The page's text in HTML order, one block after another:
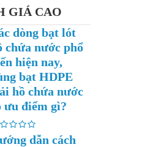
GIÁ CAO
dòng bạt lót
chứa nước phổ
hiện nay,
bạt HDPE
hồ chứa nước
ưu điểm gì?
dẫn cách